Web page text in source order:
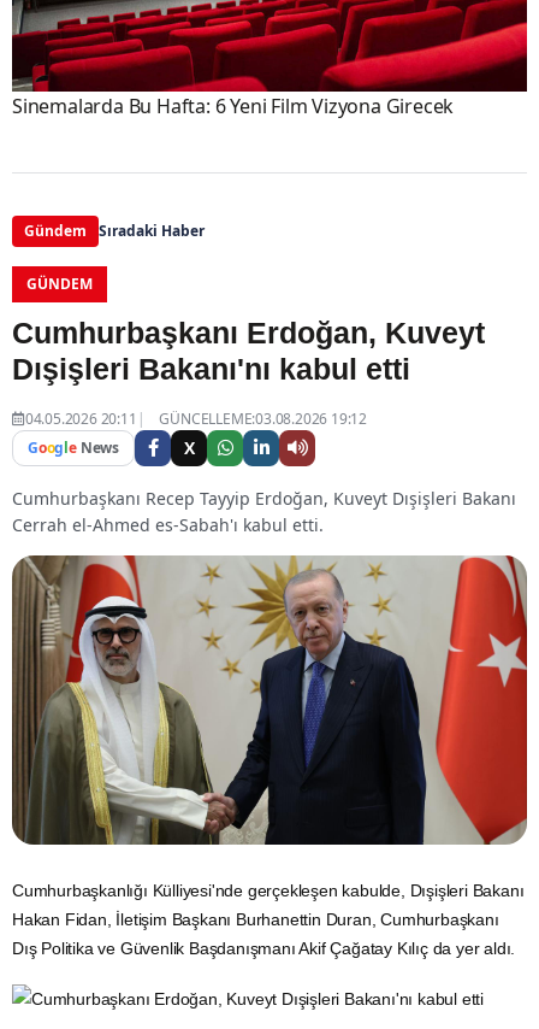
Sinemalarda Bu Hafta: 6 Yeni Film Vizyona Girecek
Gündem Sıradaki Haber
GÜNDEM
Cumhurbaşkanı Erdoğan, Kuveyt
Dışişleri Bakanı'nı kabul etti
04.05.2026 20:11
GÜNCELLEME:03.08.2026 19:12
Google News X
Cumhurbaşkanı Recep Tayyip Erdoğan, Kuveyt Dışişleri Bakanı
Cerrah el-Ahmed es-Sabah'ı kabul etti.
Cumhurbaşkanlığı Külliyesi'nde gerçekleşen kabulde, Dışişleri Bakanı
Hakan Fidan, İletişim Başkanı Burhanettin Duran, Cumhurbaşkanı
Dış Politikave Güvenlik Başdanışmanı Akif Çağatay Kılıç da yer aldı.